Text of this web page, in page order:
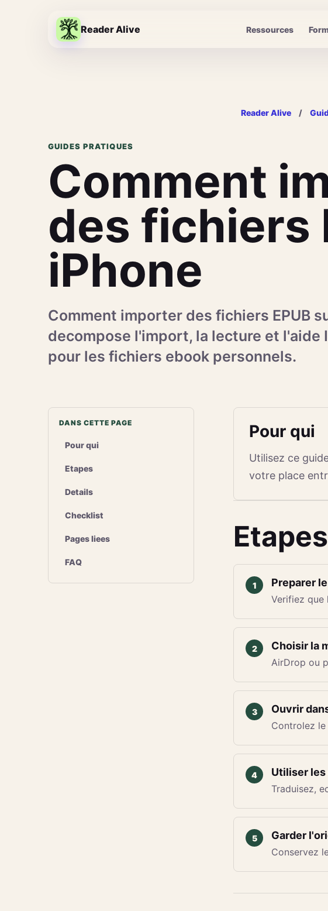
Reader Alive Ressources
Reader Alive /
GUIDES PRATIQUES
Comment
des fichiers
iPhone
Comment importer des fichiers EPUB
decompose l'import, la lecture et l'aide
pour les fichiers ebook personnels.
DANS CETTE PAGE
Pour qui
Etapes
Details
Checklist
Pages liees
FAQ
Pour qui
Utilisez ce
votre place
Etapes
Preparer
Verifiez que
Choisir la
AirDrop ou
Ouvrir
Controlez
Utiliser
Traduisez,
Garder
Conservez